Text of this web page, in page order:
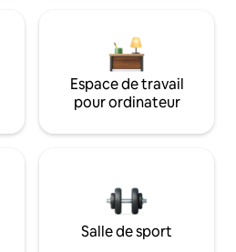
Espace de travail
pour ordinateur
Salle de sport